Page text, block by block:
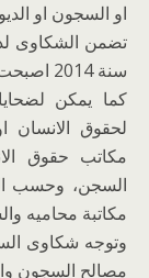
او السجون او
تضمن الشكاوى
سنة 2014 اصبحت شكاوى التعذيب تضمن في سجل خاص.
كما يمكن
لحقوق الانسان
مكاتب حقوق
مكاتبة محاميه
وتوجه شكاوى
مصالح السجون